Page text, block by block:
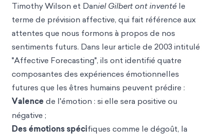
Timothy Wilson et Daniel Gilbert ont inventé le
terme de prévision affective, qui fait référence aux
attentes que nous formons à propos de nos
sentiments futurs. Dans leur article de 2003 intitulé
"Affective Forecasting", ils ont identifié quatre
composantes des expériences émotionnelles
futures que les êtres humains peuvent prédire :
Valence de l'émotion : si elle sera positive ou
négative ;
Des émotions spécifiques comme le dégoût, la